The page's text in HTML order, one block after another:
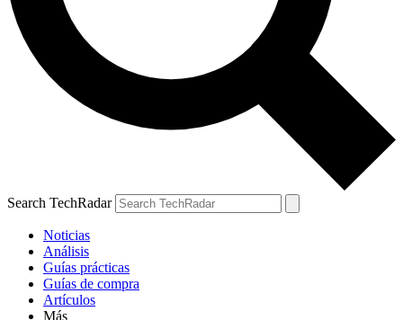
Search TechRadar
Noticias
Análisis
Guías prácticas
Guías de compra
Artículos
Más